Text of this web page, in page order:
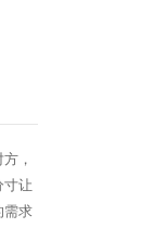
，
寸让
需求